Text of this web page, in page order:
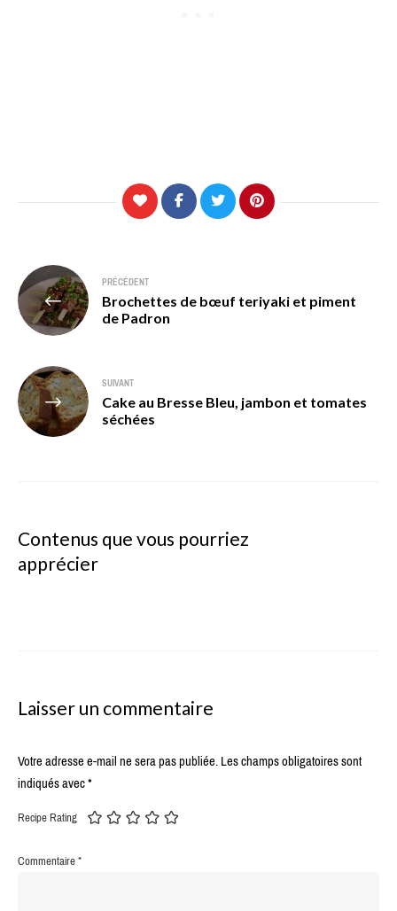
Navigation
de
l’article
PRÉCÉDENT
Brochettes de bœuf teriyaki et piment
de Padron
SUIVANT
Cake au Bresse Bleu, jambon et tomates
séchées
Contenus que vous pourriez
apprécier
Laisser un commentaire
Votre adresse e-mail ne sera pas publiée.Les champs obligatoires sont
indiqués avec*
Recipe Rating
Commentaire*